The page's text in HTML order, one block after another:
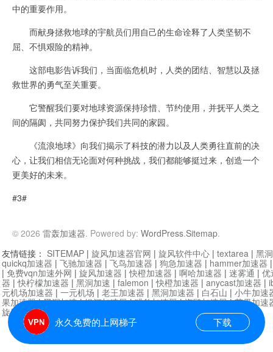
中的重要作用。
而献身拯救地球的宇航员们用自己的生命诠释了人类坚韧不
屈、不惧艰险的精神。
这部电影告诉我们，当面临危机时，人类的团结、智慧以及拯
救世界的勇气至关重要。
它警醒我们要对地球资源保持珍惜、节约使用，并抚平人类之
间的隔阂，共同努力保护我们共同的家园。
《流浪地球》向我们揭示了科技的潜力以及人类勇往直前的决
心，让我们相信无论面对何种挑战，我们都能够挺过来，创造一个
更美好的未来。
#3#
© 2026 雷轰加速器. Powered by: WordPress.Sitemap.
永久免费的上网梯子 下载
友情链接： SITEMAP | 旋风加速器官网 | 旋风软件中心 | textarea | 黑
quickq加速器 | 飞驰加速器 | 飞鸟加速器 | 狗急加速器 | hammer加速器
| 免费vqn加速外网 | 旋风加速器 |快橙加速器 | 啊哈加速器 | 迷雾通 | 优
器 |快柠檬加速器 | 黑洞加速 | falemon |快橙加速器 | anycast加速器 |
元机场加速器 | 一元机场 | 老王加速器 | 黑洞加速器 | 白石山 | 小牛加速
果加速器|黑洞加速|银河加速器|猎豹加速器|海鸥加速器|芒果加速
旋风加速器度器